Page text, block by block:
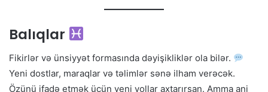
Balıqlar
Fikirlər və ünsiyyət formasında dəyişikliklər ola bilər.
Yeni dostlar, maraqlar və təlimlər sənə ilham verəcək.
Özünü ifadə etmək üçün yeni yollar axtarırsan. Amma ani